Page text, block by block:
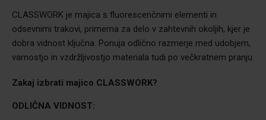
CLASSWORK je majica s fluorescenčnimi elementi in
odsevnimi trakovi, primerna za delo v zahtevnih okoljih, kjer je
dobra vidnost ključna. Ponuja odlično razmerje med udobjem,
varnostjo in vzdržljivostjo materiala tudi po večkratnem pranju.
Zakaj izbrati majico CLASSWORK?
ODLIČNA VIDNOST: